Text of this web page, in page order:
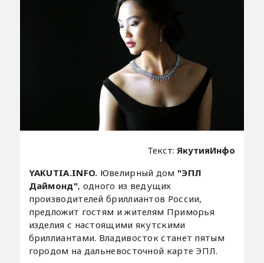
Текст:ЯкутияИнфо
YAKUTIA.INFO. Ювелирный дом "ЭПЛ
Даймонд", одного из ведущих
производителей бриллиантов России,
предложит гостям и жителям Приморья
изделия с настоящими якутскими
бриллиантами. Владивосток станет пятым
городом на дальневосточной карте ЭПЛ.